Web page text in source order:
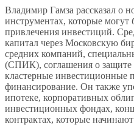
Владимир Гамза рассказал о
инструментах, которые могут
привлечения инвестиций.
капитал через Московскую
средних компаний,
(СПИК), соглашения о
кластерные инвестиционные
финансирование. Он также
ипотеке, корпоративных
инвестиционных фондах,
контрактах, которые